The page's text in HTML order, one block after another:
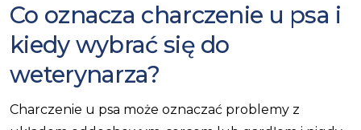
Co oznacza charczenie u psa i
kiedy wybrać się do
weterynarza?
Charczenie u psa może oznaczać problemy z